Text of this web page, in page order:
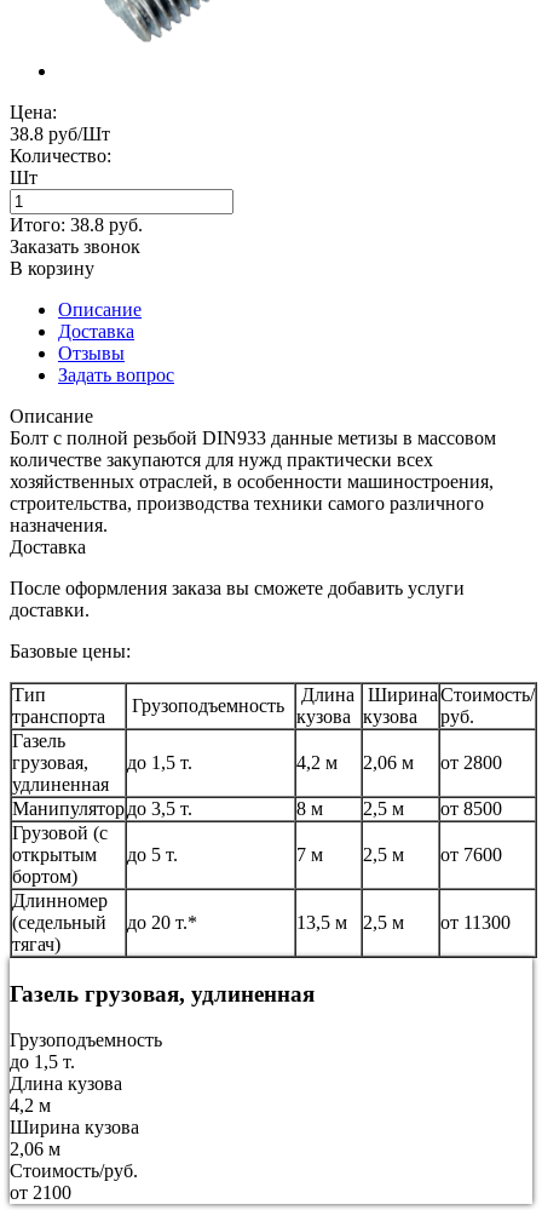
Цена:
38.8 руб/Шт
Количество:
Шт
Итого: 38.8 руб.
Заказать звонок
В корзину
Описание
Доставка
Отзывы
Задать вопрос
Описание
Болт с полной резьбой DIN933 данные метизы в массовом
количестве закупаются для нужд практически всех
хозяйственных отраслей, в особенности машиностроения,
строительства, производства техники самого различного
назначения.
Доставка
После оформления заказа вы сможете добавить услуги
доставки.
Базовые цены:
Тип
транспорта
Грузоподъемность
Длина
кузова
Ширина
кузова
Стоимость/
руб.
Газель
грузовая,
удлиненная
до 1,5 т. 4,2 м 2,06 м от 2800
Манипулятордо 3,5 т. 8 м 2,5 м
от 8500
Грузовой (с
открытым
бортом)
до 5 т. 7 м 2,5 м от 7600
Длинномер
(седельный
тягач)
до 20 т.* 13,5 м 2,5 м от 11300
Газель грузовая, удлиненная
Грузоподъемность
до 1,5 т.
Длина кузова
4,2 м
Ширина кузова
2,06 м
Стоимость/руб.
от 2100